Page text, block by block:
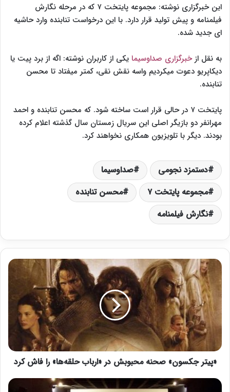
این خبرگزاری نوشته: مجموعه پایتخت ۷ که در مرحله نگارش
فیلمنامه و پیش تولید قرار دارد. با این درخواست تنابنده وارد حاشیه
ای جدید شده.
به نقل ازخبرگزاری صداوسیما یکی از کاربران نوشته: اگه از برد پیت یا
دیکاپریو دعوت میکردیم واسه نقش نقی، کمتر میفتاد تا محسن
تنابنده.
پایتخت ۷ در حالی قرار است ساخته شود. که محسن تنابنده و احمد
مهرانفر دو بازیگر اصلی این سریال زمستان سال گذشته اعلام کرده
بودند. دیگر با تلویزیون همکاری نخواهند کرد.
دستمزد نجومی
صداوسیما
مجموعه پایتخت ۷
محسن تنابنده
نگارش فیلمنامه
«
پ
ی
ت
ک
و
ص
«پیتر جکسون» صحنه‌ محبوبش در «ارباب حلقه‌ها» را فاش کرد
س